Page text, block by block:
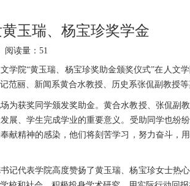
玉瑞、杨宝珍奖学金
阅读量：51
学院“黄玉瑞、杨宝珍奖助金颁奖仪式”在人文
范丽、新闻系黄合水教授、历史系张侃副教授
为获奖同学颁发奖助金。黄合水教授、张侃副
展、学生完成学业的重要意义。受助同学也纷
献精神的感染，他们将刻苦学习，努力奋斗，
记代表学院高度赞扬了黄玉瑞、杨宝珍女士热